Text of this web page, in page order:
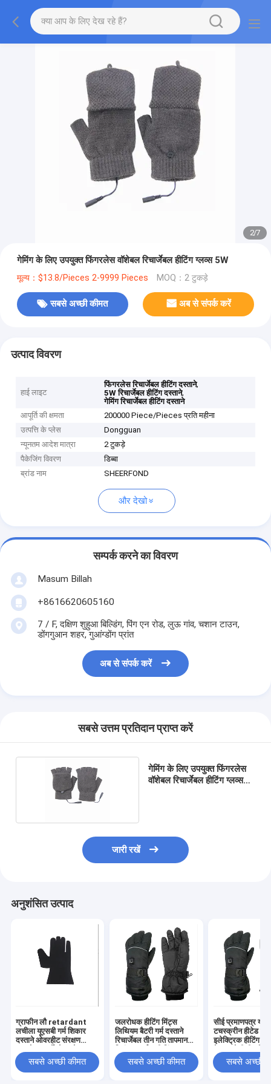
2/7
गेमिंग के लिए उपयुक्त फिंगरलेस वॉशेबल रिचार्जेबल हीटिंग ग्लव्स 5W
मूल्य：$13.8/Pieces 2-9999 Pieces MOQ：2 टुकड़े
सबसे अच्छी कीमत अब से संपर्क करें
उत्पाद विवरण
हाई लाइट
फिंगरलेस रिचार्जेबल हीटिंग दस्ताने,
5W रिचार्जेबल हीटिंग दस्ताने,
गेमिंग रिचार्जेबल हीटिंग दस्ताने
आपूर्ति की क्षमता
200000 Piece/Pieces प्रति महीना
उत्पत्ति के प्लेस
Dongguan
न्यूनतम आदेश मात्रा
2 टुकड़े
पैकेजिंग विवरण
डिब्बा
ब्रांड नाम
SHEERFOND
और देखो
सम्पर्क करने का विवरण
Masum Billah
+8616620605160
7 / F, दक्षिण शुहुआ बिल्डिंग, पिंग एन रोड, लुऊ गांव, चशान टाउन,
डोंगगुआन शहर, गुआंग्डोंग प्रांत
अब से संपर्क करें
सबसे उत्तम प्रतिदान प्राप्त करें
गेमिंग के लिए उपयुक्त फिंगरलेस
वॉशेबल रिचार्जेबल हीटिंग ग्लव्स
जारी रखें
अनुशंसित उत्पाद
ग्राफीन लौ retardant
लचीला यूएसबी गर्म शिकार
दस्ताने ओवरहीट संरक्षण
आउटडोर उपयोग
सबसे अच्छी कीमत
जलरोधक हीटिंग मिंट्स
लिथियम बैटरी गर्म दस्ताने
रिचार्जेबल तीन गति तापमान
सबसे अच्छी कीमत
सीई प्रमाणपत्र
टचस्क्रीन हीटेड
इलेक्ट्रिक हीटिंग
लिए
सबसे अच्छी